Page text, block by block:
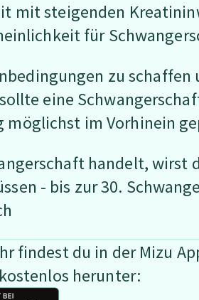
mit steigenden
für
zu
eine
im Vorhinein
handelt, wirst
- bis zur 30.
findest du in der Mizu
herunter: